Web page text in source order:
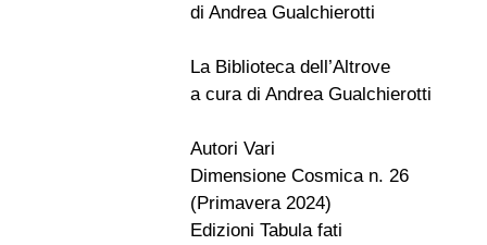
di Andrea Gualchierotti
La Biblioteca dell’Altrove
a cura di Andrea Gualchierotti
Autori Vari
Dimensione Cosmica n. 26
(Primavera 2024)
Edizioni Tabula fati